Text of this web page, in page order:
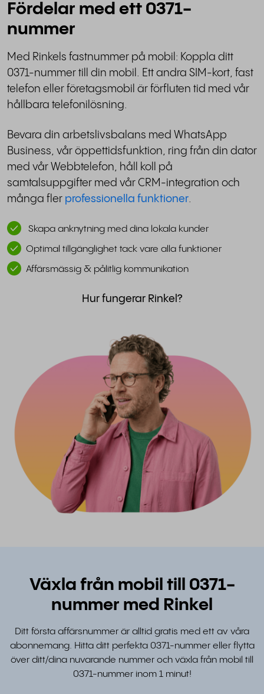
Fördelar med ett 0371-
nummer
Med Rinkels fastnummer på mobil: Koppla ditt
0371-nummer till din mobil. Ett andra SIM-kort, fast
telefon eller företagsmobil är förfluten tid med vår
hållbara telefonilösning.
Bevara din arbetslivsbalans med WhatsApp
Business, vår öppettidsfunktion, ring från din dator
med vår Webbtelefon, håll koll på
samtalsuppgifter med vår CRM-integration och
många fler professionella funktioner.
Skapa anknytning med dina lokala kunder
Optimal tillgänglighet tack vare alla funktioner
Affärsmässig & pålitlig kommunikation
Hur fungerar Rinkel?
Växla från mobil till 0371-
nummer med Rinkel
Ditt första affärsnummer är alltid gratis med ett av våra
abonnemang. Hitta ditt perfekta 0371-nummer eller flytta
över ditt/dina nuvarande nummer och växla från mobil till
0371-nummer inom 1 minut!